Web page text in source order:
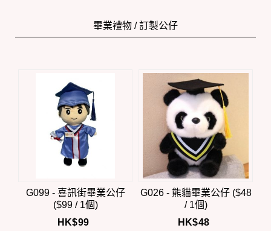
畢業禮物 / 訂製公仔
G099 - 喜訊街畢業公仔
($99 / 1個)
HK$99
G026 - 熊貓畢業公仔 ($48
/ 1個)
HK$48